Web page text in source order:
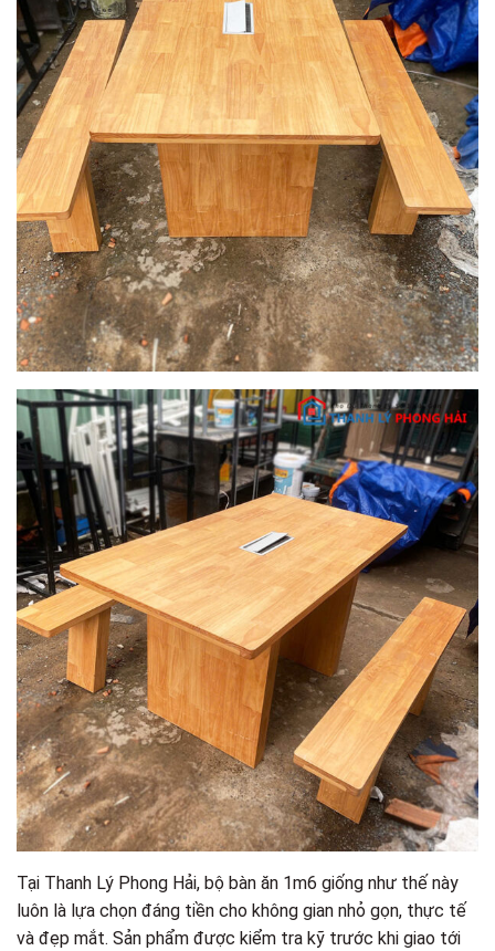
Tại Thanh Lý Phong Hải, bộ bàn ăn 1m6 giống như thế này
luôn là lựa chọn đáng tiền cho không gian nhỏ gọn, thực tế
và đẹp mắt. Sản phẩm được kiểm tra kỹ trước khi giao tới